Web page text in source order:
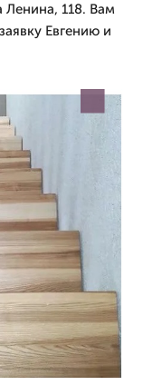
Ленина, 118. Вам
Евгению и